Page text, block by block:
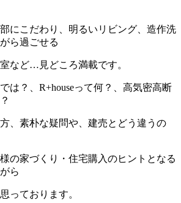
にこだわり、明るいリビング、造作洗
ら過ごせる
など…見どころ満載です。
は？、R+houseって何？、高気密高断
、素朴な疑問や、建売とどう違うの
の家づくり・住宅購入のヒントとなる
ら
っております。